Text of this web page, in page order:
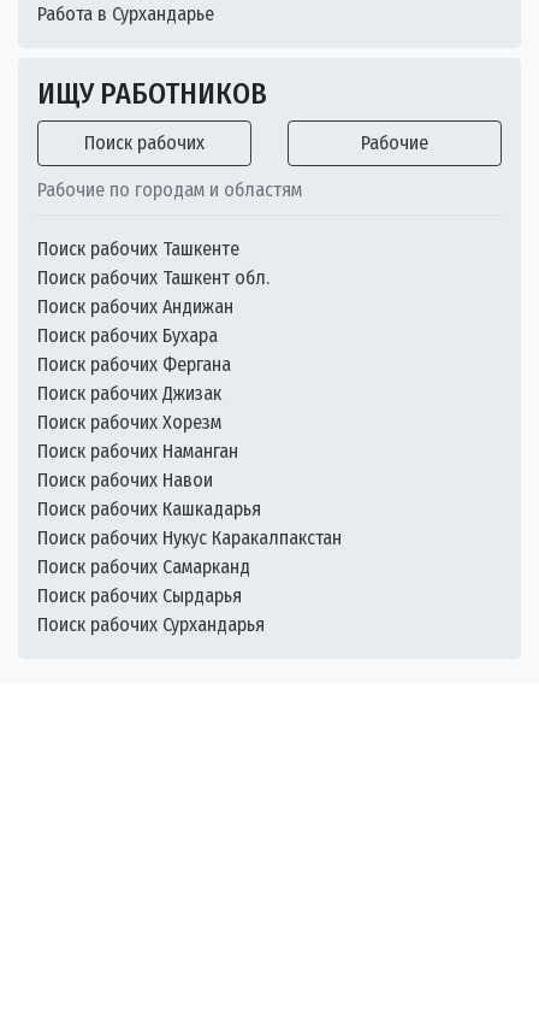
Работа в Сурхандарье
ИЩУ РАБОТНИКОВ
Поиск рабочих Рабочие
Рабочие по городам и областям
Поиск рабочих Ташкенте
Поиск рабочих Ташкент обл.
Поиск рабочих Андижан
Поиск рабочих Бухара
Поиск рабочих Фергана
Поиск рабочих Джизак
Поиск рабочих Хорезм
Поиск рабочих Наманган
Поиск рабочих Навои
Поиск рабочих Кашкадарья
Поиск рабочих Нукус Каракалпакстан
Поиск рабочих Самарканд
Поиск рабочих Сырдарья
Поиск рабочих Сурхандарья